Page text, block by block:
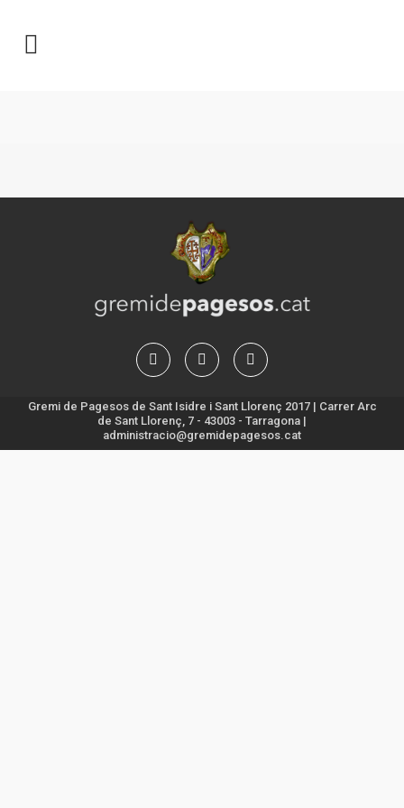
Gremi de Pagesos de Sant Isidre i Sant Llorenç 2017 | Carrer Arc
de Sant Llorenç, 7 - 43003 - Tarragona |
administracio@gremidepagesos.cat